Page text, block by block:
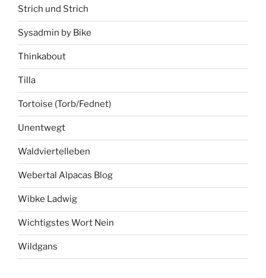
Strich und Strich
Sysadmin by Bike
Thinkabout
Tilla
Tortoise (Torb/Fednet)
Unentwegt
Waldviertelleben
Webertal Alpacas Blog
Wibke Ladwig
Wichtigstes Wort Nein
Wildgans